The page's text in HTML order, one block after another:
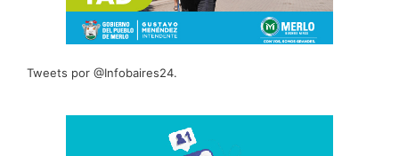
Tweets por @Infobaires24.